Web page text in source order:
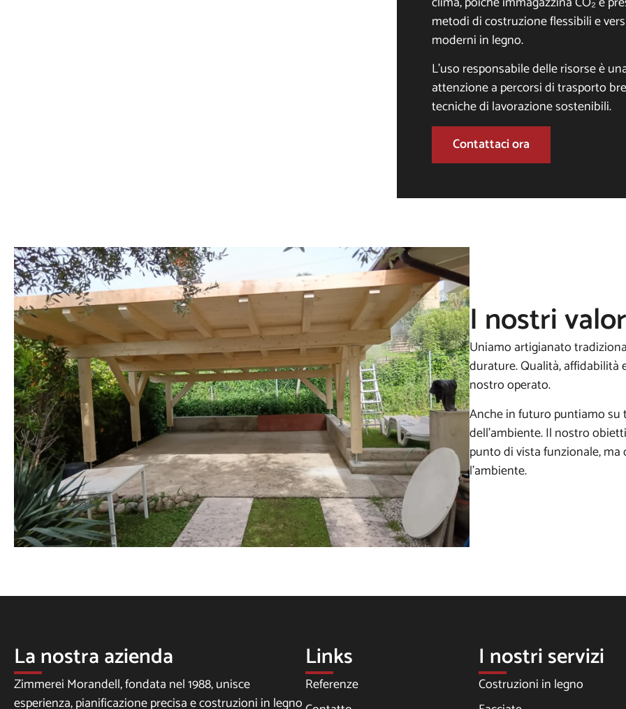
metodi di costruzione flessibili e
moderni in legno.
L’uso responsabile delle risorse è
attenzione a percorsi di trasporto
tecniche di lavorazione sostenibili.
Contattaci ora
I nostri
Uniamo artigianato
durature. Qualità, affidabilità
nostro operato.
Anche in futuro puntiamo
dell’ambiente. Il nostro
punto di vista funzionale,
l’ambiente.
La nostra azienda
Zimmerei Morandell, fondata nel 1988, unisce
esperienza, pianificazione precisa e costruzioni in legno
Links
Referenze
I nostri servizi
Costruzioni in legno